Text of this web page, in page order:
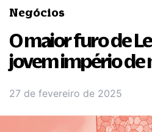
Negócios
O maior furo de
jovem império de
27 de fevereiro de 2025